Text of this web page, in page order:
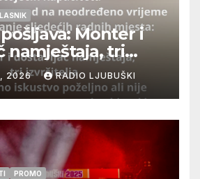
Monter i
namještaja, tri
2026 RADIO LJUBUŠKI
PROMO